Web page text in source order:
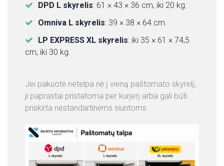
DPD L skyrelis: 61 × 43 × 36 cm, iki 20 kg.
Omniva L skyrelis: 39 × 38 × 64 cm.
LP EXPRESS XL skyrelis: iki 35 × 61 × 74,5
cm, iki 30 kg.
Jei pakuotė netelpa nė į vieną paštomato skyrelį,
ji paprastai pristatoma per kurjerį arba gali būti
priskirta nestandartinėms siuntoms.